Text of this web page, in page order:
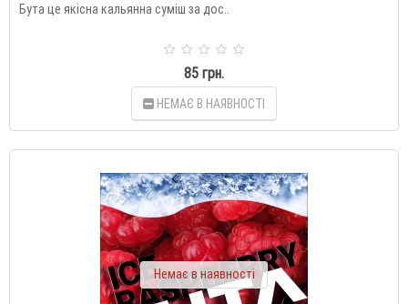
Бута це якісна кальянна суміш за дос..
85 грн.
НЕМАЄ В НАЯВНОСТІ
Немає в наявності